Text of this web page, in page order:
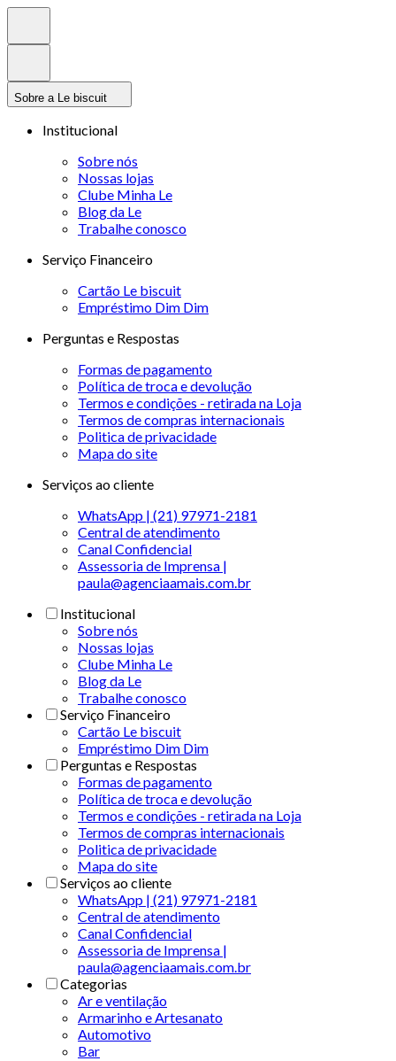
Sobre a Le biscuit
Institucional
Sobre nós
Nossas lojas
Clube Minha Le
Blog da Le
Trabalhe conosco
Serviço Financeiro
Cartão Le biscuit
Empréstimo Dim Dim
Perguntas e Respostas
Formas de pagamento
Política de troca e devolução
Termos e condições - retirada na Loja
Termos de compras internacionais
Politica de privacidade
Mapa do site
Serviços ao cliente
WhatsApp | (21) 97971-2181
Central de atendimento
Canal Confidencial
Assessoria de Imprensa |
paula@agenciaamais.com.br
Institucional
Sobre nós
Nossas lojas
Clube Minha Le
Blog da Le
Trabalhe conosco
Serviço Financeiro
Cartão Le biscuit
Empréstimo Dim Dim
Perguntas e Respostas
Formas de pagamento
Política de troca e devolução
Termos e condições - retirada na Loja
Termos de compras internacionais
Politica de privacidade
Mapa do site
Serviços ao cliente
WhatsApp | (21) 97971-2181
Central de atendimento
Canal Confidencial
Assessoria de Imprensa |
paula@agenciaamais.com.br
Categorias
Ar e ventilação
Armarinho e Artesanato
Automotivo
Bar